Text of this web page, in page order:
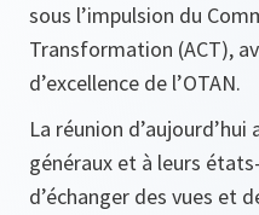
sous l’impulsion du
Transformation (ACT),
d’excellence de l’OTAN.
La réunion
généraux et à leurs
d’échanger des vues et